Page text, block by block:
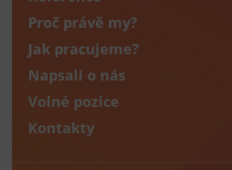
Proč právě my?
Jak pracujeme?
Napsali o nás
Volné pozice
Kontakty